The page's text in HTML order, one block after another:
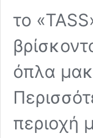
το
όπλα
περιοχή